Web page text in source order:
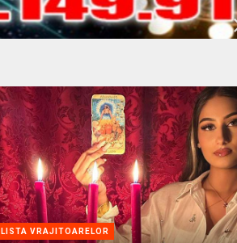
LISTA VRAJITOARELOR